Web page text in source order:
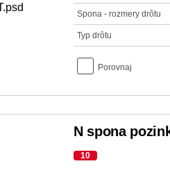
Spona - rozmery drôtu
Typ drôtu
Porovnaj
N spona
10